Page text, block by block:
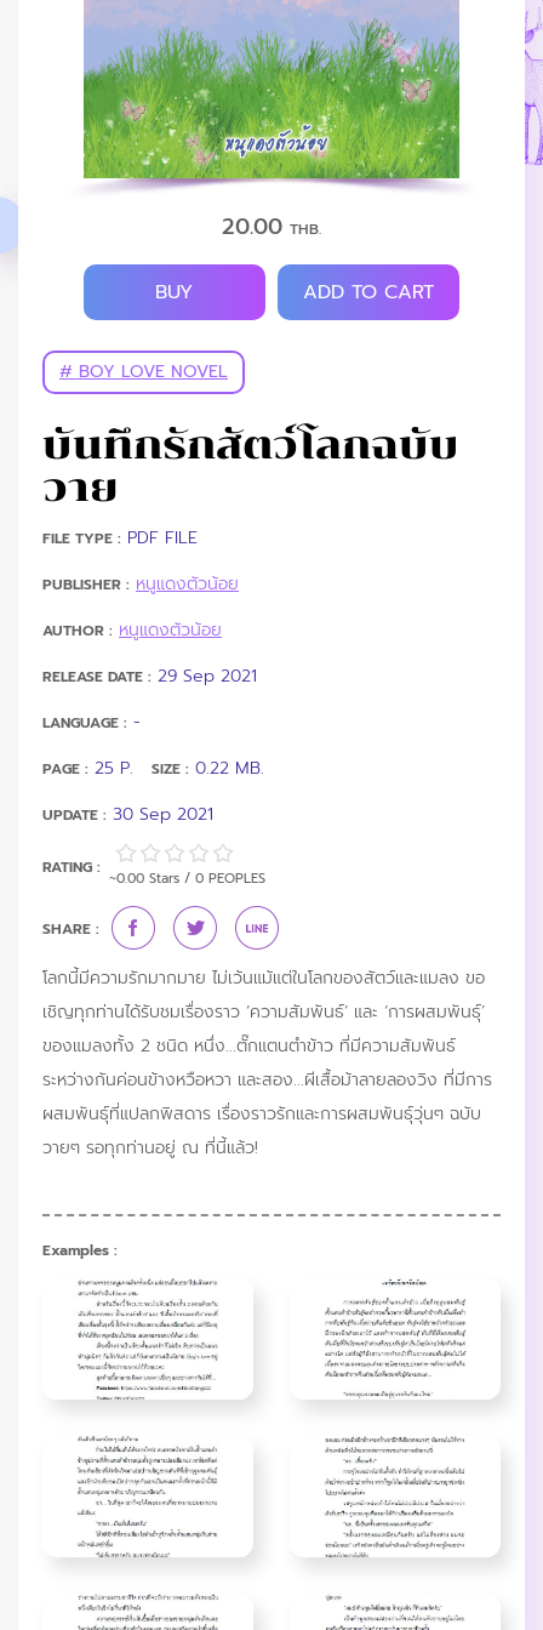
20.00 THB.
BUY ADD TO CART
# BOY LOVE NOVEL
บันทึกรักสัตว์โลกฉบับ
วาย
FILE TYPE : PDF FILE
PUBLISHER : หนูแดงตัวน้อย
AUTHOR : หนูแดงตัวน้อย
RELEASE DATE : 29 Sep 2021
LANGUAGE : -
PAGE : 25 P. SIZE : 0.22 MB.
UPDATE : 30 Sep 2021
RATING :
~0.00 Stars / 0 PEOPLES
SHARE :
โลกนี้มีความรักมากมาย ไม่เว้นแม้แต่ในโลกของสัตว์และแมลง ขอ
เชิญทุกท่านได้รับชมเรื่องราว ‘ความสัมพันธ์’ และ ‘การผสมพันธุ์’
ของแมลงทั้ง 2 ชนิด หนึ่ง...ตั๊กแตนตำข้าว ที่มีความสัมพันธ์
ระหว่างกันค่อนข้างหวือหวา และสอง...ผีเสื้อม้าลายลองวิง ที่มีการ
ผสมพันธุ์ที่แปลกพิสดาร เรื่องราวรักและการผสมพันธุ์วุ่นๆ ฉบับ
วายๆ รอทุกท่านอยู่ ณ ที่นี้แล้ว!
Examples :